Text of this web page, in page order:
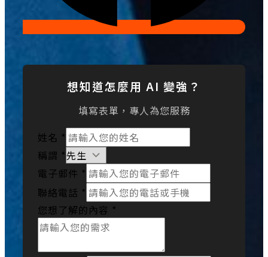
想知道怎麼用 AI 變強？
填寫表單，專人為您服務
姓名 *
稱謂 *
電子郵件 *
聯絡電話 *
您想了解的內容 *